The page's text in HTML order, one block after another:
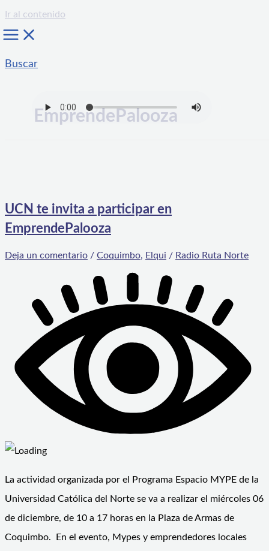
Ir al contenido
Buscar
EmprendePalooza
UCN te invita a participar en
EmprendePalooza
Deja un comentario / Coquimbo, Elqui / Radio Ruta Norte
La actividad organizada por el Programa Espacio MYPE de la
Universidad Católica del Norte se va a realizar el miércoles 06
de diciembre, de 10 a 17 horas en la Plaza de Armas de
Coquimbo. En el evento, Mypes y emprendedores locales